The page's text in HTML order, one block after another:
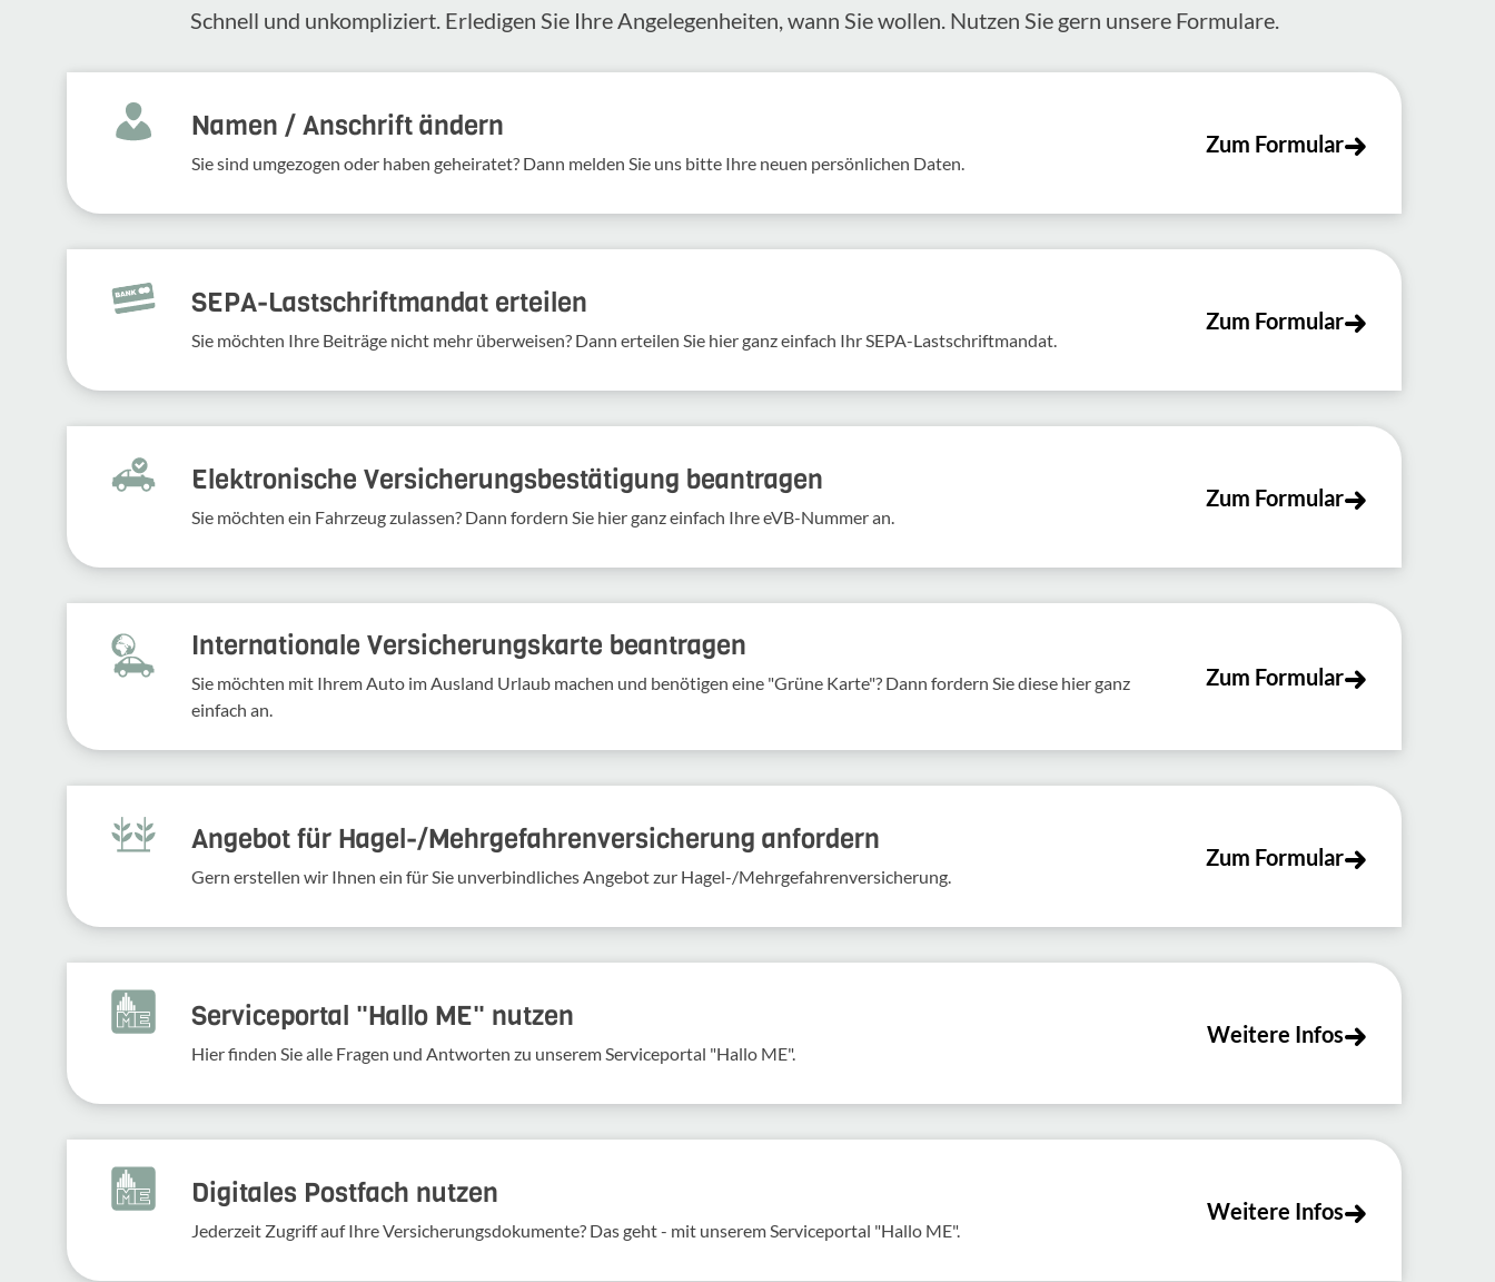
Schnell und unkompliziert. Erledigen Sie Ihre Angelegenheiten, wann Sie wollen. Nutzen Sie gern unsere Formulare.
Namen / Anschrift ändern
Sie sind umgezogen oder haben geheiratet? Dann melden Sie uns bitte Ihre neuen persönlichen Daten.
Zum Formular
SEPA-Lastschriftmandat erteilen
Sie möchten Ihre Beiträge nicht mehr überweisen? Dann erteilen Sie hier ganz einfach Ihr SEPA-Lastschriftmandat.
Zum Formular
Elek­tro­ni­sche Versi­che­rungs­be­stä­ti­gung bean­tragen
Sie möchten ein Fahr­zeug zulassen? Dann fordern Sie hier ganz einfach Ihre eVB-​Nummer an.
Zum Formular
Inter­na­tio­nale Versi­che­rungs­karte bean­tragen
Sie möchten mit Ihrem Auto im Ausland Urlaub machen und benö­tigen eine "Grüne Karte"? Dann fordern Sie diese hier ganz
einfach an.
Zum Formular
Angebot für Hagel-­/Mehrgefahren­versicherung anfordern
Gern erstellen wir Ihnen ein für Sie unverbindliches Angebot zur Hagel-/Mehrgefahrenversicherung.
Zum Formular
Serviceportal "Hallo ME" nutzen
Hier finden Sie alle Fragen und Antworten zu unserem Serviceportal "Hallo ME".
Weitere Infos
Digitales Postfach nutzen
Jederzeit Zugriff auf Ihre Versicherungsdokumente? Das geht - mit unserem Serviceportal "Hallo ME".
Weitere Infos